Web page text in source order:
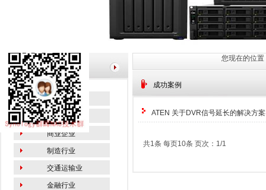
栏目导航
教育行业
政府机关
商业企业
制造行业
交通运输业
金融行业
成功案例
ATEN 关于DVR信号延长的解决方
共1条 每页10条 页次：1/1
您现在的位置